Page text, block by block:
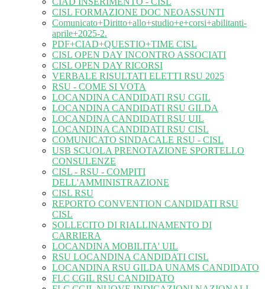
CISL FORMAZIONE DOC NEOASSUNTI
Comunicato+Diritto+allo+studio+e+corsi+abilitanti-
aprile+2025-2.
PDF+CIAD+QUESTIO+TIME CISL
CISL OPEN DAY INCONTRO ASSOCIATI
CISL OPEN DAY RICORSI
VERBALE RISULTATI ELETTI RSU 2025
RSU - COME SI VOTA
LOCANDINA CANDIDATI RSU CGIL
LOCANDINA CANDIDATI RSU GILDA
LOCANDINA CANDIDATI RSU UIL
LOCANDINA CANDIDATI RSU CISL
COMUNICATO SINDACALE RSU - CISL
USB SCUOLA PRENOTAZIONE SPORTELLO
CONSULENZE
CISL - RSU - COMPITI
DELL'AMMINISTRAZIONE
CISL RSU
REPORTO CONVENTION CANDIDATI RSU
CISL
SOLLECITO DI RIALLINAMENTO DI
CARRIERA
LOCANDINA MOBILITA' UIL
RSU LOCANDINA CANDIDATI CISL
LOCANDINA RSU GILDA UNAMS CANDIDATO
FLC CGIL RSU CANDIDATO